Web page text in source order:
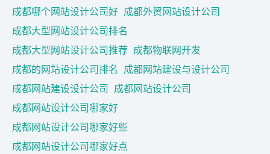
成都哪个网站设计公司好 成都外贸网站设计公司
成都大型网站设计公司排名
成都大型网站设计公司推荐 成都物联网开发
成都的网站设计公司排名 成都网站建设与设计公司
成都网站建设设计公司 成都网站设计公司
成都网站设计公司哪家好
成都网站设计公司哪家好些
成都网站设计公司哪家好点